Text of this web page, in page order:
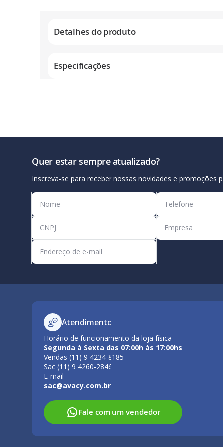
imagens
Detalhes do produto
Especificações
Quer estar sempre atualizado?
Inscreva-se para receber nossas novidades e promoções
Atendimento
Horário de funcionamento da loja física
Segunda à Sexta das 07:00h às 17:00hs
Vendas (11) 9 4234-8185
Sac (11) 9 4260-2846
E-mail
sac@avacy.com.br
Fale com um vendedor